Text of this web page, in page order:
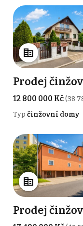
Prodej
12 800 000 Kč(38
Typ činžovní domy
Prodej